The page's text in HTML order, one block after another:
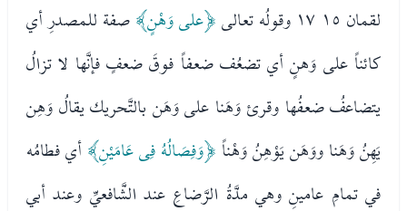
لقمان ١٥ ١٧ وقولُه تعالى ﴿على وَهْنٍ﴾صفة للمصدرِ أي
كائناً على وَهنٍ أي تضعُف ضعفاً فوقَ ضعفٍ فإنَّها لا تزالُ
يتضاعفُ ضعفُها وقرئ وَهَنا على وَهَن بالتَّحريك يقالُ وَهِن
يَهِنُ وَهَنا ووَهَن يَوْهِنُ وَهْناً ﴿وَفِصَالُهُ فِى عَامَيْنِ﴾أي فطامُه
في تمامِ عامينِ وهي مدَّةُ الرَّضاعِ عند الشَّافعيِّ وعند أبي